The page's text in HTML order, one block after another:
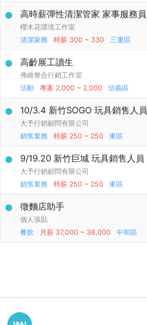
高時薪彈性清潔管家 家事服務員
櫻木花環境工作室
清潔家務
時薪 300 ~ 330 三重區
高齡展工讀生
弗維整合行銷工作室
活動
專案 2,000 ~ 2,000 信義區
10/3.4 新竹SOGO 玩具銷售人員
大予行銷顧問有限公司
銷售業務
時薪 250 ~ 250 東區
9/19.20 新竹巨城 玩具銷售人員
大予行銷顧問有限公司
銷售業務
時薪 250 ~ 250 東區
徵麵店助手
個人張貼
餐飲
月薪 37,000 ~ 38,000 中和區